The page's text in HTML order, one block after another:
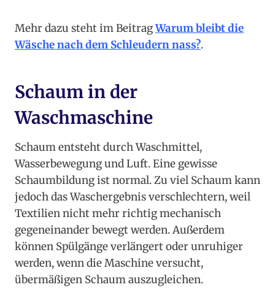
Mehr dazu steht im BeitragWarum bleibt die
Wäsche nach dem Schleudern nass?.
Schaum in der
Waschmaschine
Schaum entsteht durch Waschmittel,
Wasserbewegung und Luft. Eine gewisse
Schaumbildung ist normal. Zu viel Schaum kann
jedoch das Waschergebnis verschlechtern, weil
Textilien nicht mehr richtig mechanisch
gegeneinander bewegt werden. Außerdem
können Spülgänge verlängert oder unruhiger
werden, wenn die Maschine versucht,
übermäßigen Schaum auszugleichen.